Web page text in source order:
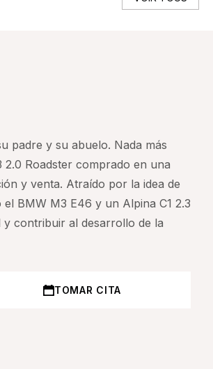
padre y su abuelo. Nada más
Roadster comprado en una
y venta. Atraído por la idea de
BMW M3 E46 y un Alpina C1 2.3
y contribuir al desarrollo de la
TOMAR CITA